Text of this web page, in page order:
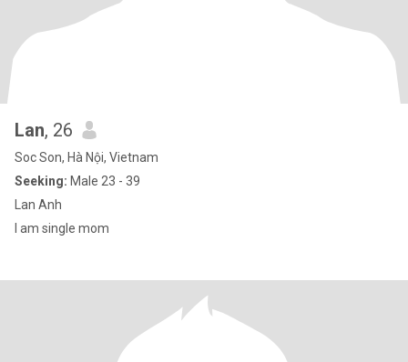
Lan, 26
Soc Son, Hà Nội, Vietnam
Seeking: Male 23 - 39
Lan Anh
I am single mom